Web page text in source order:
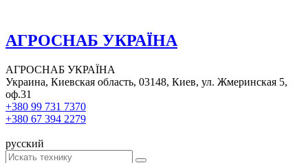
АГРОСНАБ УКРАЇНА
АГРОСНАБ УКРАЇНА
Украина, Киевская область, 03148, Киев, ул. Жмеринская 5,
оф.31
+380 99 731 7370
+380 67 394 2279
русский